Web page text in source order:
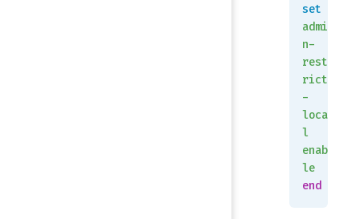
set
admi
n-
rest
rict
-
loca
l
enab
le
end